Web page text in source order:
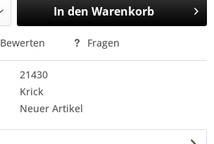
In den Warenkorb
Bewerten Fragen
21430
Krick
Neuer Artikel